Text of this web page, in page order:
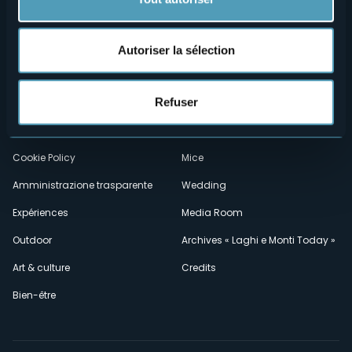
Autoriser la sélection
Refuser
secondario
Où sommes-nous?
Privacy
Cookie Policy
Amministrazione trasparente
Expériences
Outdoor
Art & culture
Bien-être
Vins & gastronomie
Webcams
Événements
Hébergements
Mice
Wedding
Media Room
Archives « Laghi e Monti Today »
Credits